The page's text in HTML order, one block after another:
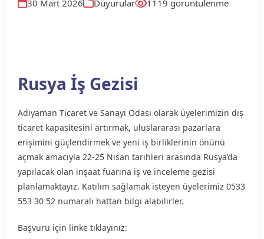
30 Mart 2026 Duyurular 1119 goruntulenme
Rusya İş Gezisi
Adıyaman Ticaret ve Sanayi Odası olarak üyelerimizin dış
ticaret kapasitesini artırmak, uluslararası pazarlara
erişimini güçlendirmek ve yeni iş birliklerinin önünü
açmak amacıyla 22-25 Nisan tarihleri arasında Rusya’da
yapılacak olan inşaat fuarına iş ve inceleme gezisi
planlamaktayız. Katılım sağlamak isteyen üyelerimiz 0533
553 30 52 numaralı hattan bilgi alabilirler.
Başvuru için linke tıklayınız: